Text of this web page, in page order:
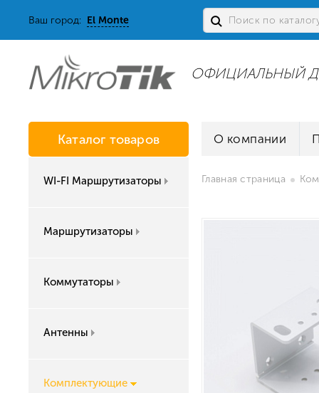
Ваш город: El Monte
ОФИЦИАЛЬНЫЙ
Каталог товаров
WI-FI Маршрутизаторы
Маршрутизаторы
Коммутаторы
Антенны
Комплектующие
О компании
Главная страница